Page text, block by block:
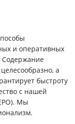
и оперативных
Содержание
а
быстроту
с нашей
Мы